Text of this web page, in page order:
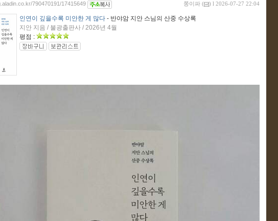
쫑이파 ( ) l 2026-07-27 22:04
790470191/17415649
인연이 깊을수록 미안한 게 많다 - 반야암 지안 스님의 산중 수상록
지안 지음 / 불광출판사 / 2026년 4월
평점 :